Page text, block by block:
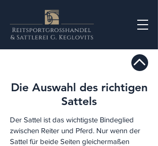
Die Auswahl des richtigen
Sattels
Der Sattel ist das wichtigste Bindeglied
zwischen Reiter und Pferd. Nur wenn der
Sattel für beide Seiten gleichermaßen